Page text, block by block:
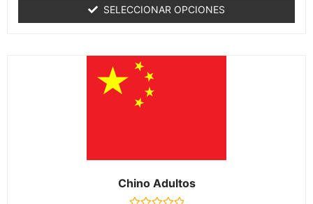
con
0
de
SELECCIONAR OPCIONES
Chino Adultos